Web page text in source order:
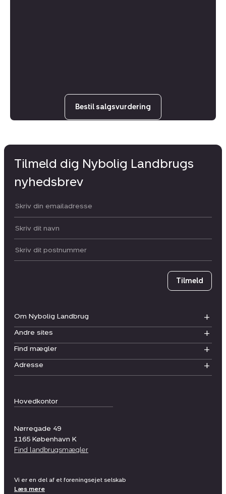
Bestil salgsvurdering
Hovedkontor
Nørregade 49
1165 København K
Find landbrugsmægler
Om Nybolig Landbrug
Andre sites
Find mægler
Adresse
Tilmeld dig Nybolig Landbrugs
nyhedsbrev
Din email:
Dit navn:
Postnummer
Tilmeld
Vi er en del af et foreningsejet selskab
Læs mere